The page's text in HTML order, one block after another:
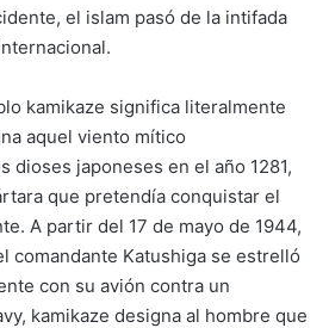
el islam pasó de la intifada
kamikaze significa literalmente
aquel viento mítico
dioses japoneses en el año 1281,
que pretendía conquistar el
A partir del 17 de mayo de 1944,
comandante Katushiga se estrelló
con su avión contra un
kamikaze designa al hombre que